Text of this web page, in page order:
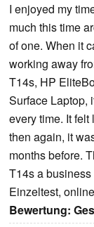
I enjoyed my
much this time
of one. When it
working away
T14s, HP
Surface Laptop,
every time. It
then again, it
months before.
T14s a business
Einzeltest,
Bewertung: